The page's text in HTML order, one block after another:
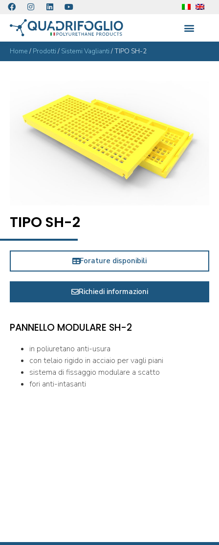
Home / Prodotti / Sistemi Vaglianti /TIPO SH-2
TIPO SH-2
Forature disponibili
Richiedi informazioni
PANNELLO MODULARE SH-2
in poliuretano anti-usura
con telaio rigido in acciaio per vagli piani
sistema di fissaggio modulare a scatto
fori anti-intasanti